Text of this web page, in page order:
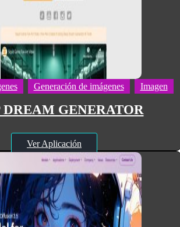
Generación de imágenes Imagen
DREAM GENERATOR
Ver Aplicación